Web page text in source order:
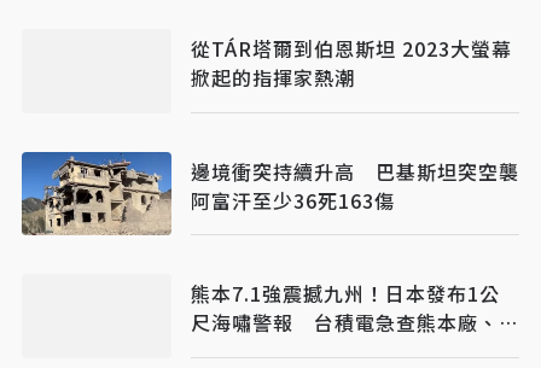
從TÁR塔爾到伯恩斯坦 2023大螢幕
掀起的指揮家熱潮
邊境衝突持續升高 巴基斯坦突空襲
阿富汗至少36死163傷
熊本7.1強震撼九州！日本發布1公
尺海嘯警報 台積電急查熊本廠、交
通一度停擺